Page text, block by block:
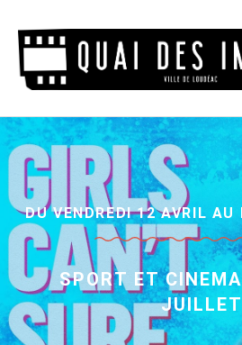
DU VENDREDI 12 AVRIL
SPORT ET
JUILLET